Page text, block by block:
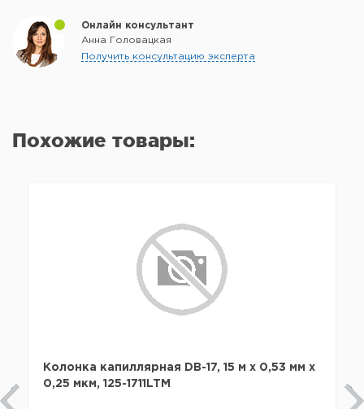
Онлайн консультант
Анна Головацкая
Получить консультацию эксперта
Похожие товары:
Колонка капиллярная DB-17, 15 м x 0,53 мм х
0,25 мкм, 125-1711LTM